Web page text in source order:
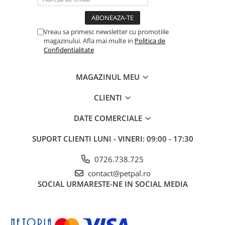
greutatea, vârsta și nivelul de activitate al câinelui. Asigurați
permanent apă proaspătă la dispoziție.
Depozitare:A se păstra într-un loc uscat și răcoros, ferit de
lumina directă a soarelui. După deschidere, ambalajul trebuie
Vreau sa primesc newsletter cu promotiile
magazinului. Afla mai multe in Politica de
Confidentialitate
MAGAZINUL MEU
CLIENTI
DATE COMERCIALE
SUPORT CLIENTI LUNI - VINERI: 09:00 - 17:30
0726.738.725
contact@petpal.ro
SOCIAL URMARESTE-NE IN SOCIAL MEDIA